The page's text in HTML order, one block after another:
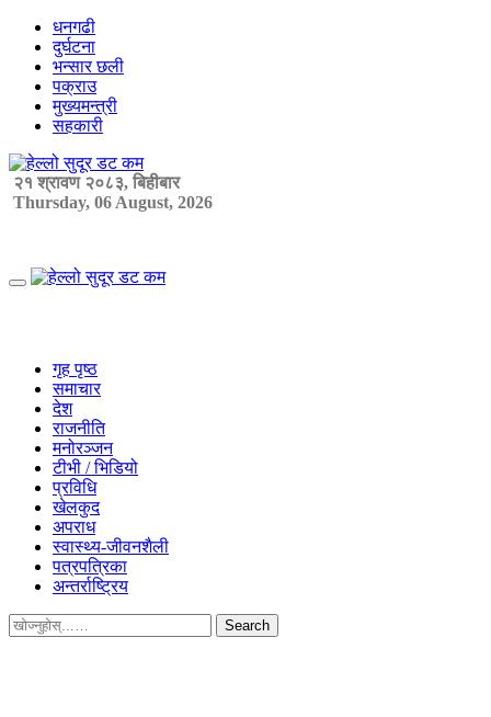
Skip
content
धनगढी
दुर्घटना
भन्सार छली
पक्राउ
मुख्यमन्त्री
सहकारी
२१ श्रावण २०८३, बिहीबार
Thursday, 06 August, 2026
Primary
गृह पृष्ठ
समाचार
देश
राजनीति
मनोरञ्जन
टीभी / भिडियो
प्रविधि
खेलकुद
अपराध
स्वास्थ्य-जीवनशैली
पत्रपत्रिका
अन्तर्राष्ट्रिय
Search
for: